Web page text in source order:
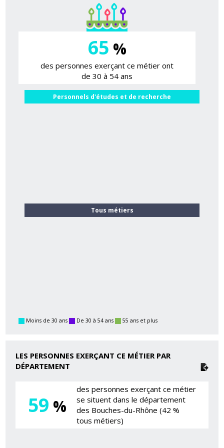
65 %
des personnes exerçant ce métier ont
de 30 à 54 ans
Personnels d'études et de recherche
Tous métiers
Moins de 30 ans De 30 à 54 ans 55 ans et plus
LES PERSONNES EXERÇANT CE MÉTIER PAR
DÉPARTEMENT
59 %
des personnes exerçant ce métier
se situent dans le département
des Bouches-du-Rhône (42 %
tous métiers)